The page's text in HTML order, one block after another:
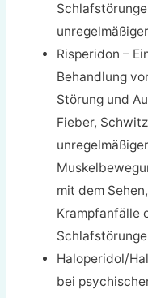
Risperidon –
Behandlung
Störung und
Fieber,
mit dem
Krampfanfälle
Haloperidol/
bei